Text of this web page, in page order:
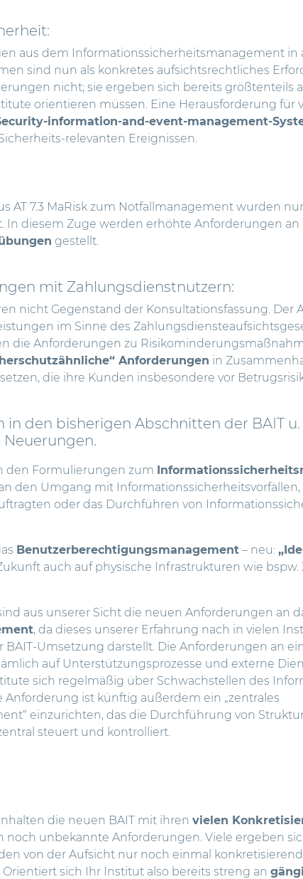
aus dem Informationssicherheitsmanagement in
sind nun als konkretes aufsichtsrechtliches
nicht; sie ergeben sich bereits größtenteils
orientieren müssen. Eine Herausforderung für
information-and-event-management-
relevanten Ereignissen.
AT 7.3 MaRisk zum Notfallmanagement wurden
In diesem Zuge werden erhöhte Anforderungen an
gestellt.
mit Zahlungsdienstnutzern:
nicht Gegenstand der Konsultationsfassung. Der
im Sinne des
die Anforderungen zu
Anforderungen in
die ihre Kunden insbesondere vor
den bisherigen Abschnitten der BAIT u.
den Formulierungen zum
den Umgang mit Informationssicherheitsvorfällen,
oder das Durchführen von
Benutzerberechtigungsmanagement – neu:
auch auf physische Infrastrukturen wie
aus unserer Sicht die neuen Anforderungen an
, da dieses unserer Erfahrung nach in vielen
Umsetzung darstellt. Die Anforderungen an
auf Unterstützungsprozesse und externe
sich regelmäßig über Schwachstellen des
Anforderung ist künftig außerdem ein „zentrales
einzurichten, das die Durchführung von
steuert und kontrolliert.
die neuen BAIT mit ihren vielen
unbekannte Anforderungen. Viele ergeben
von der Aufsicht nur noch einmal
sich Ihr Institut also bereits streng an